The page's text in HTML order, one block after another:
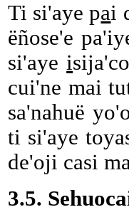
Ti si'aye pai
ëñose'e
si'ayei
cui'ne mai
sa'nahuë
ti si'aye
de'oji casi
3.5.